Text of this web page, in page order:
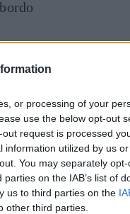
or processing of your
use the below opt-out
request is processed
utilized by us
You may separately
on the IAB’s list of
us to third parties on the
other third parties.
veniva
Clooney.
sarebbe in
o